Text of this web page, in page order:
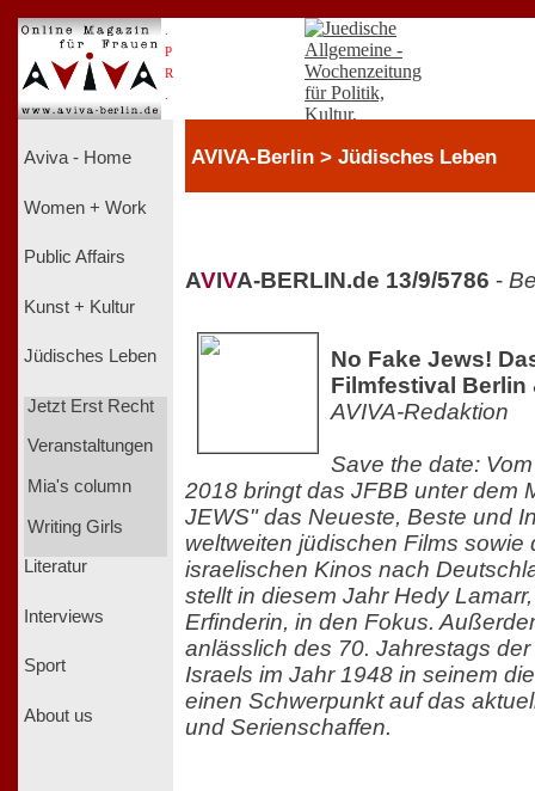
P
R
Aviva - Home
Women + Work
Public Affairs
Kunst + Kultur
Jüdisches Leben
Jetzt Erst Recht
Veranstaltungen
Mia's column
Writing Girls
Literatur
Interviews
Sport
About us
AVIVA-Berlin > Jüdisches Leben
AVIVA-BERLIN.de 13/9/5786 -
No Fake Jews!
Filmfestival Berlin
AVIVA-Redaktion
Save the date:
2018 bringt das JFBB unter dem
JEWS" das Neueste, Beste und
weltweiten jüdischen Films sowie
israelischen Kinos nach
stellt in diesem Jahr Hedy
Erfinderin, in den Fokus.
anlässlich des 70. Jahrestags
Israels im Jahr 1948 in seinem
einen Schwerpunkt auf das
und Serienschaffen.